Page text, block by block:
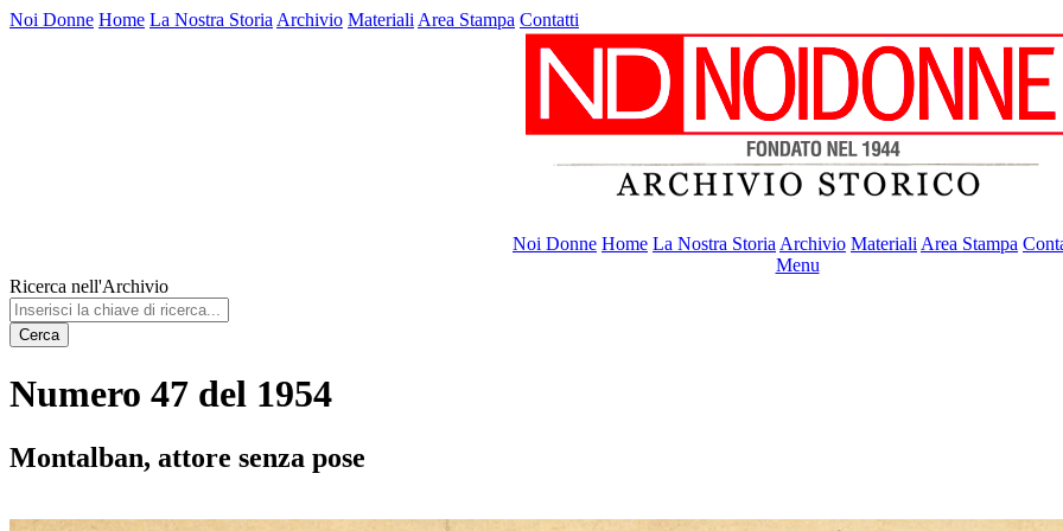
Noi Donne Home La Nostra Storia Archivio Materiali Area Stampa Contatti
Noi Donne Home La Nostra Storia Archivio Materiali Area Stampa
Menu
Ricerca nell'Archivio
Cerca
Numero 47 del 1954
Montalban, attore senza pose